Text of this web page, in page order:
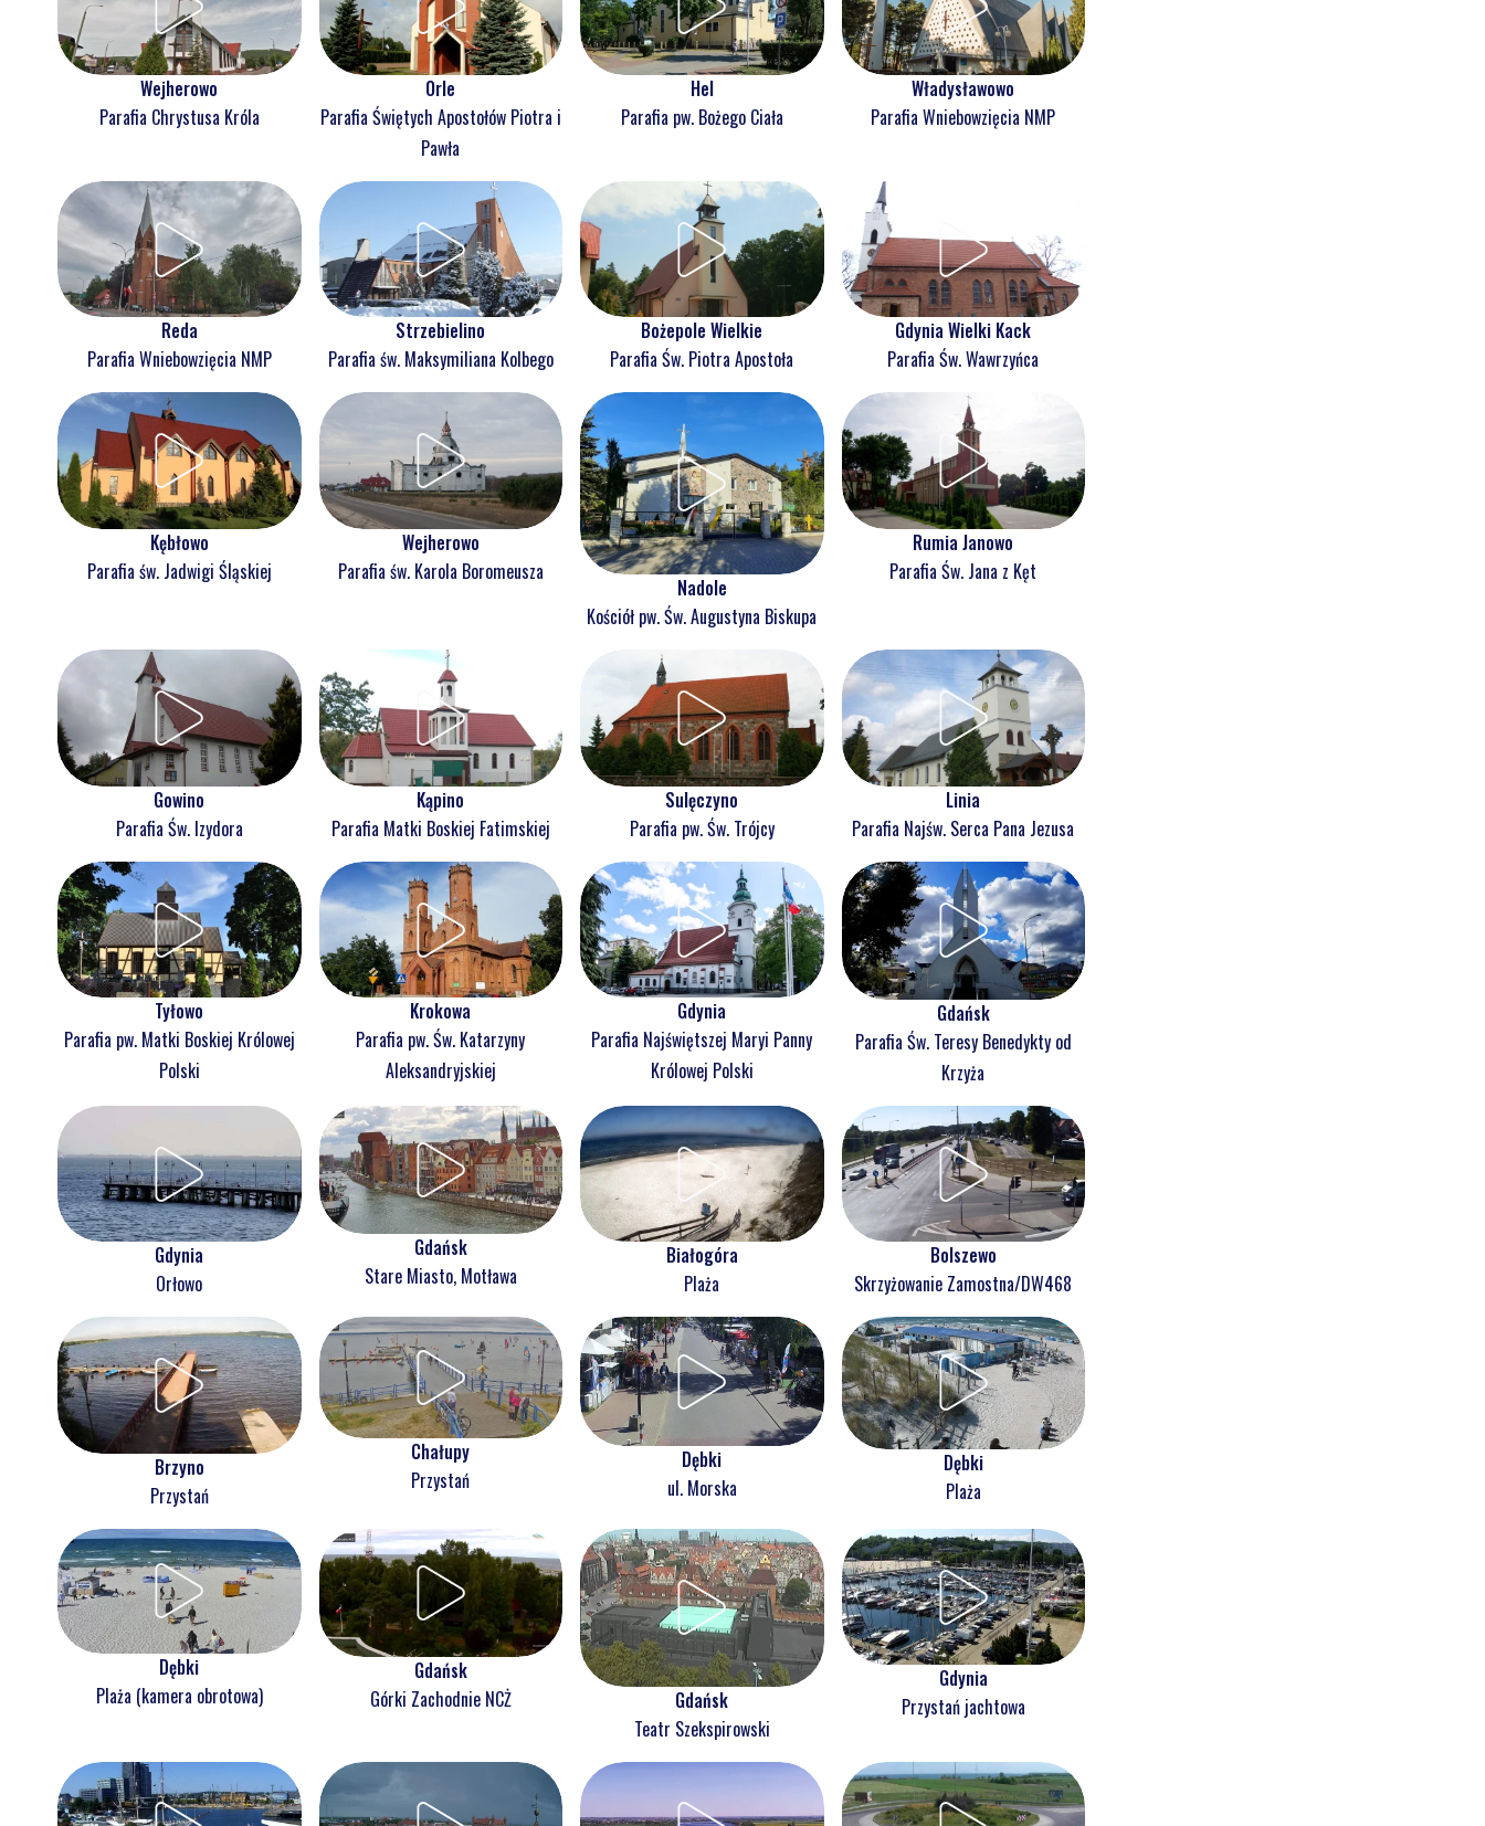
Wejherowo
Parafia Chrystusa Króla
Orle
Parafia Świętych Apostołów Piotra i
Pawła
Hel
Parafia pw. Bożego Ciała
Władysławowo
Parafia Wniebowzięcia NMP
Reda
Parafia Wniebowzięcia NMP
Strzebielino
Parafia św. Maksymiliana Kolbego
Bożepole Wielkie
Parafia Św. Piotra Apostoła
Gdynia Wielki Kack
Parafia Św. Wawrzyńca
Kębłowo
Parafia św. Jadwigi Śląskiej
Wejherowo
Parafia św. Karola Boromeusza
Nadole
Kościół pw. Św. Augustyna Biskupa
Rumia Janowo
Parafia Św. Jana z Kęt
Gowino
Parafia Św. Izydora
Kąpino
Parafia Matki Boskiej Fatimskiej
Sulęczyno
Parafia pw. Św. Trójcy
Linia
Parafia Najśw. Serca Pana Jezusa
Tyłowo
Parafia pw. Matki Boskiej Królowej
Polski
Krokowa
Parafia pw. Św. Katarzyny
Aleksandryjskiej
Gdynia
Parafia Najświętszej Maryi Panny
Królowej Polski
Gdańsk
Parafia Św. Teresy Benedykty od
Krzyża
Gdynia
Orłowo
Gdańsk
Stare Miasto, Motława
Białogóra
Plaża
Bolszewo
Skrzyżowanie Zamostna/DW468
Brzyno
Przystań
Chałupy
Przystań
Dębki
ul. Morska
Dębki
Plaża
Dębki
Plaża (kamera obrotowa)
Gdańsk
Górki Zachodnie NCŻ
Gdańsk
Teatr Szekspirowski
Gdynia
Przystań jachtowa